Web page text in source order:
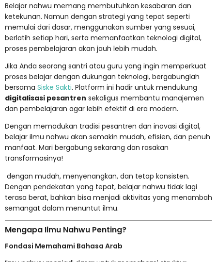
Belajar nahwu memang membutuhkan kesabaran dan
ketekunan. Namun dengan strategi yang tepat seperti
memulai dari dasar, menggunakan sumber yang sesuai,
berlatih setiap hari, serta memanfaatkan teknologi digital,
proses pembelajaran akan jauh lebih mudah.
Jika Anda seorang santri atau guru yang ingin memperkuat
proses belajar dengan dukungan teknologi, bergabunglah
bersama Siske Sakti. Platform ini hadir untuk mendukung
digitalisasi pesantren sekaligus membantu manajemen
dan pembelajaran agar lebih efektif di era modern.
Dengan memadukan tradisi pesantren dan inovasi digital,
belajar ilmu nahwu akan semakin mudah, efisien, dan penuh
manfaat. Mari bergabung sekarang dan rasakan
transformasinya!
dengan mudah, menyenangkan, dan tetap konsisten.
Dengan pendekatan yang tepat, belajar nahwu tidak lagi
terasa berat, bahkan bisa menjadi aktivitas yang menambah
semangat dalam menuntut ilmu.
Mengapa Ilmu Nahwu Penting?
Fondasi Memahami Bahasa Arab